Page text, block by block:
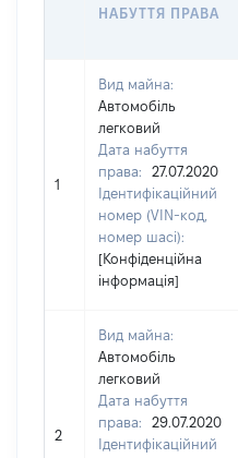
НАБУТТЯ ПРАВА
1
Вид майна:
Автомобіль
легковий
Дата набуття
права:
27.07.2020
Ідентифікаційний
номер (VIN-код,
номер шасі):
[Конфіденційна
інформація]
2
Вид майна:
Автомобіль
легковий
Дата набуття
права:
29.07.2020
Ідентифікаційний